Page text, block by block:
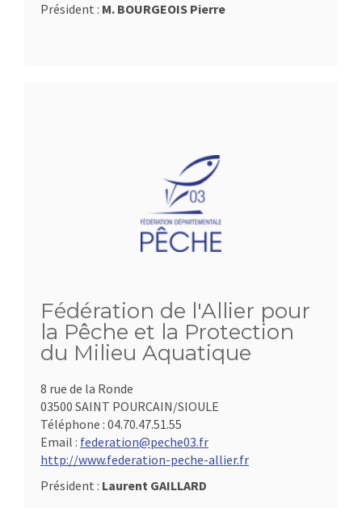
Président : M. BOURGEOIS Pierre
Fédération de l'Allier pour
la Pêche et la Protection
du Milieu Aquatique
8 rue de la Ronde
03500 SAINT POURCAIN/SIOULE
Téléphone : 04.70.47.51.55
Email : federation@peche03.fr
http://www.federation-peche-allier.fr
Président : Laurent GAILLARD